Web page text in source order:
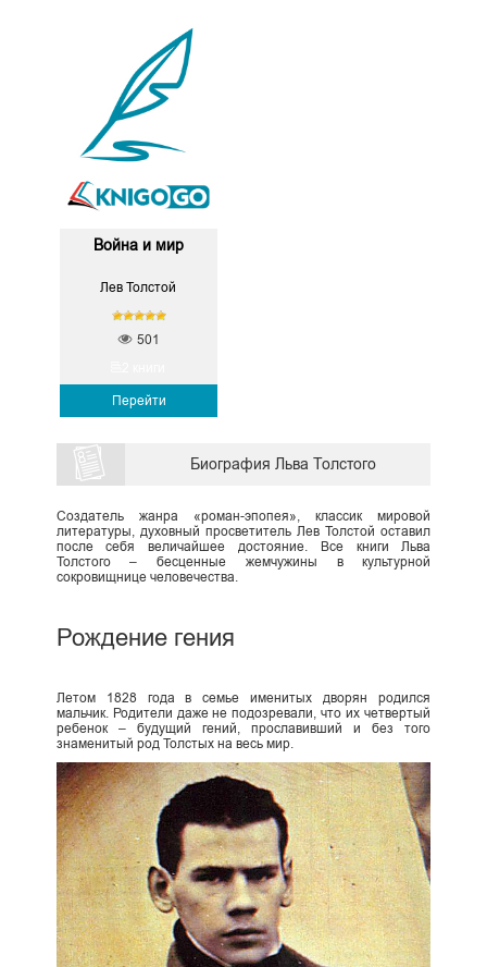
Война и мир
Лев Толстой
Перейти
501
Биография Льва Толстого
Создатель жанра «роман-эпопея», классик мировой
литературы, духовный просветитель Лев Толстой оставил
после себя величайшее достояние. Все книги Льва
Толстого – бесценные жемчужины в культурной
сокровищнице человечества.
Рождение гения
Летом 1828 года в семье именитых дворян родился
мальчик. Родители даже не подозревали, что их четвертый
ребенок – будущий гений, прославивший и без того
знаменитый род Толстых на весь мир.